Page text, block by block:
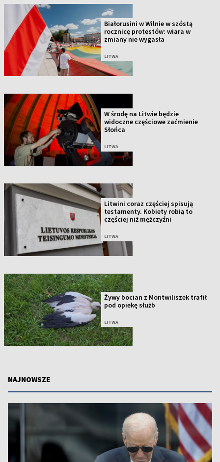
Białorusini w Wilnie w szóstą
rocznicę protestów: wiara w
zmiany nie wygasła
LITWA
W środę na Litwie będzie
widoczne częściowe zaćmienie
Słońca
LITWA
Litwini coraz częściej spisują
testamenty. Kobiety robią to
częściej niż mężczyźni
LITWA
Żywy bocian z Montwiliszek trafił
pod opiekę służb
LITWA
NAJNOWSZE